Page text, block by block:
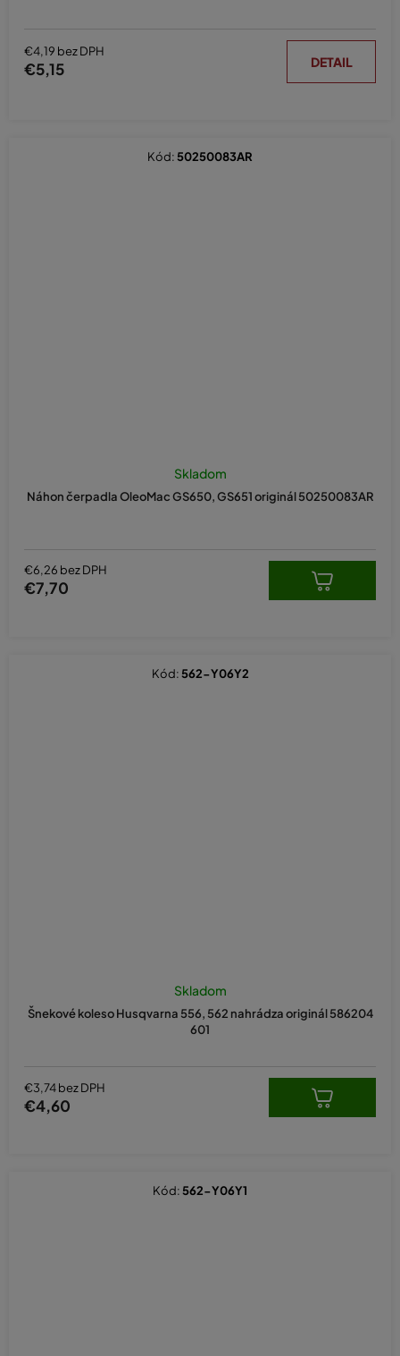
€4,19 bez DPH
€5,15 DETAIL
Náhon čerpadla OleoMac GS650, GS651 originál 50250083AR
Skladom
€6,26 bez DPH
€7,70
Kód: 50250083AR
Šnekové koleso Husqvarna 556, 562 nahrádza originál 586204
601
Skladom
€3,74 bez DPH
€4,60
Kód: 562-Y06Y2
Kód: 562-Y06Y1